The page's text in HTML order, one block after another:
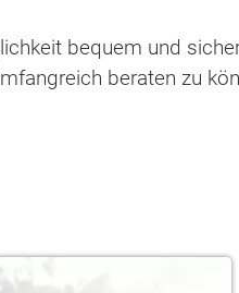
bequem und
beraten zu